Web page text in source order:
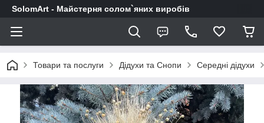
SolomArt - Майстерня солом`яних виробів
Товари та послуги Дідухи та Снопи Середні дідухи